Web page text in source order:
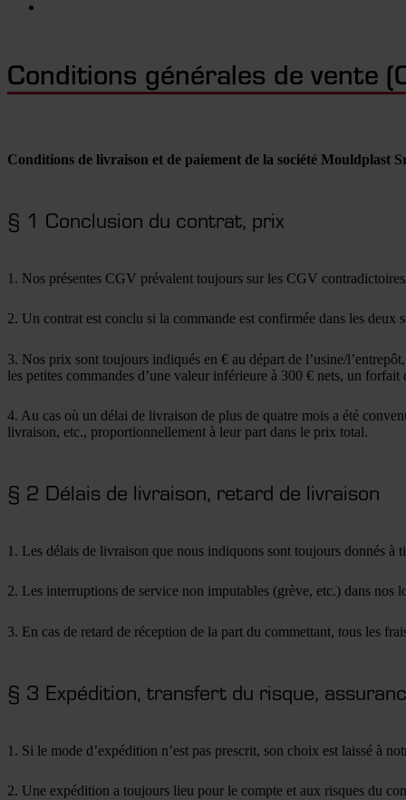
Conditions générales de vente
Conditions de livraison et de paiement de la société Mouldplast
§ 1 Conclusion du contrat, prix
1. Nos présentes CGV prévalent toujours sur les CGV
2. Un contrat est conclu si la commande est confirmée dans les
3. Nos prix sont toujours indiqués en € au départ de l’usine/
les petites commandes d’une valeur inférieure à 300 € nets, un
4. Au cas où un délai de livraison de plus de quatre mois a été
livraison, etc., proportionnellement à leur part dans le prix total.
§ 2 Délais de livraison, retard de livraison
1. Les délais de livraison que nous indiquons sont toujours donnés à
2. Les interruptions de service non imputables (grève, etc.) dans nos
3. En cas de retard de réception de la part du commettant, tous les
§ 3 Expédition, transfert du risque,
1. Si le mode d’expédition n’est pas prescrit, son choix est laissé à
2. Une expédition a toujours lieu pour le compte et aux risques du